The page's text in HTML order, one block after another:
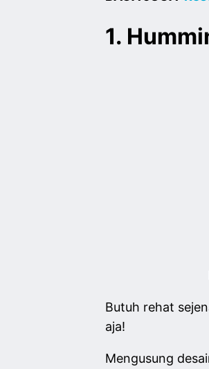
1.
Butuh rehat
aja!
Mengusung